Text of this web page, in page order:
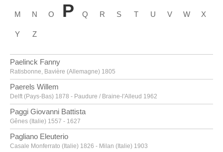
M N O P Q R S T U V W X
Y Z
Paelinck Fanny
Ratisbonne, Bavière (Allemagne) 1805
Paerels Willem
Delft (Pays-Bas) 1878 - Paudure / Braine-l'Alleud 1962
Paggi Giovanni Battista
Gênes (Italie) 1557 - 1627
Pagliano Eleuterio
Casale Monferrato (Italie) 1826 - Milan (Italie) 1903